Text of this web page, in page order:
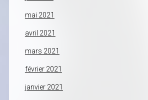
mai 2021
avril 2021
mars 2021
février 2021
janvier 2021